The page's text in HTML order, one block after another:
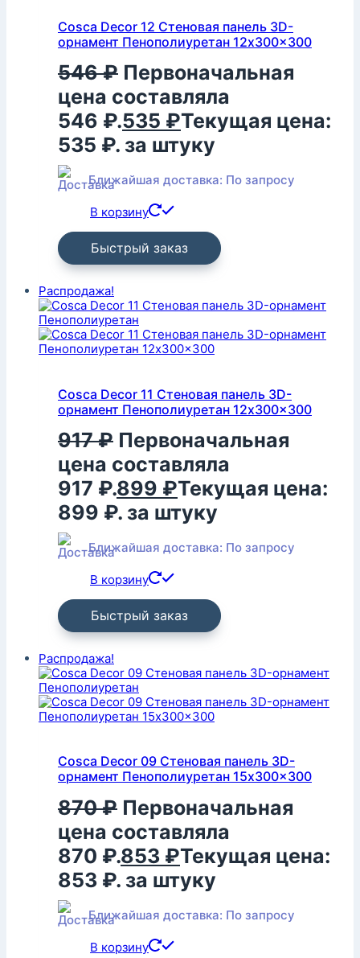
Cosca Decor 12 Стеновая панель 3D-
орнамент Пенополиуретан 12x300x300
546₽ Первоначальная
цена составляла
546 ₽.535 ₽Текущая цена:
535 ₽. за штуку
Ближайшая доставка: По запросу
В корзину
Быстрый заказ
Распродажа!
Cosca Decor 11 Стеновая панель 3D-
орнамент Пенополиуретан 12x300x300
917₽ Первоначальная
цена составляла
917 ₽.899 ₽Текущая цена:
899 ₽. за штуку
Ближайшая доставка: По запросу
В корзину
Быстрый заказ
Распродажа!
Cosca Decor 09 Стеновая панель 3D-
орнамент Пенополиуретан 15x300x300
870₽ Первоначальная
цена составляла
870 ₽.853 ₽Текущая цена:
853 ₽. за штуку
Ближайшая доставка: По запросу
В корзину